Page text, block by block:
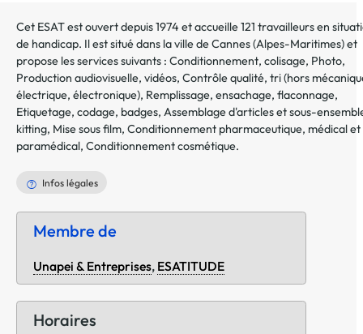
Cet ESAT est ouvert depuis 1974 et accueille 121 travailleurs en
de handicap. Il est situé dans la ville deCannes(Alpes-Maritimes) et
propose les services suivants : Conditionnement, colisage, Photo,
Production audiovisuelle, vidéos, Contrôle qualité, tri (hors
électrique, électronique), Remplissage, ensachage, flaconnage,
Etiquetage, codage, badges, Assemblage d'articles et sous-
kitting, Mise sous film, Conditionnement pharmaceutique, médical et
paramédical, Conditionnement cosmétique.
Infos légales
Membre de
Unapei & Entreprises, ESATITUDE
Horaires